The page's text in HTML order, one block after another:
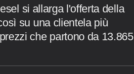
si allarga l'offerta della
su una clientela più
che partono da 13.865